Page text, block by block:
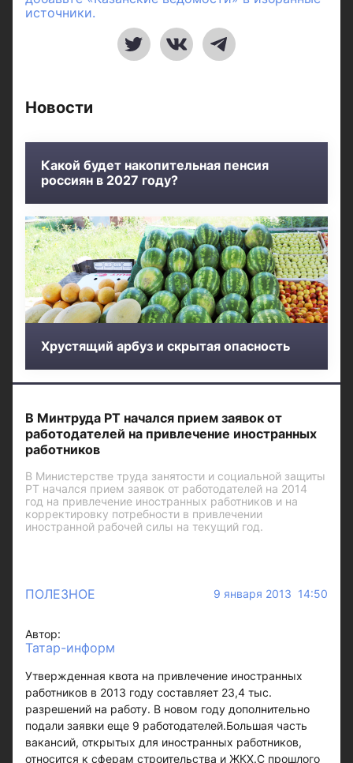
источники.
Новости
Какой будет накопительная пенсия
россиян в 2027 году?
Хрустящий арбуз и скрытая опасность
В Минтруда РТ начался прием заявок от
работодателей на привлечение иностранных
работников
В Министерстве труда занятости и социальной защиты
РТ начался прием заявок от работодателей на 2014
год на привлечение иностранных работников и на
корректировку потребности в привлечении
иностранной рабочей силы на текущий год.
ПОЛЕЗНОЕ 9 января 2013 14:50
Автор:
Татар-информ
Утвержденная квота на привлечение иностранных
работников в 2013 году составляет 23,4 тыс.
разрешений на работу. В новом году дополнительно
подали заявки еще 9 работодателей.Большая часть
вакансий, открытых для иностранных работников,
относится к сферам строительства и ЖКХ.С прошлого